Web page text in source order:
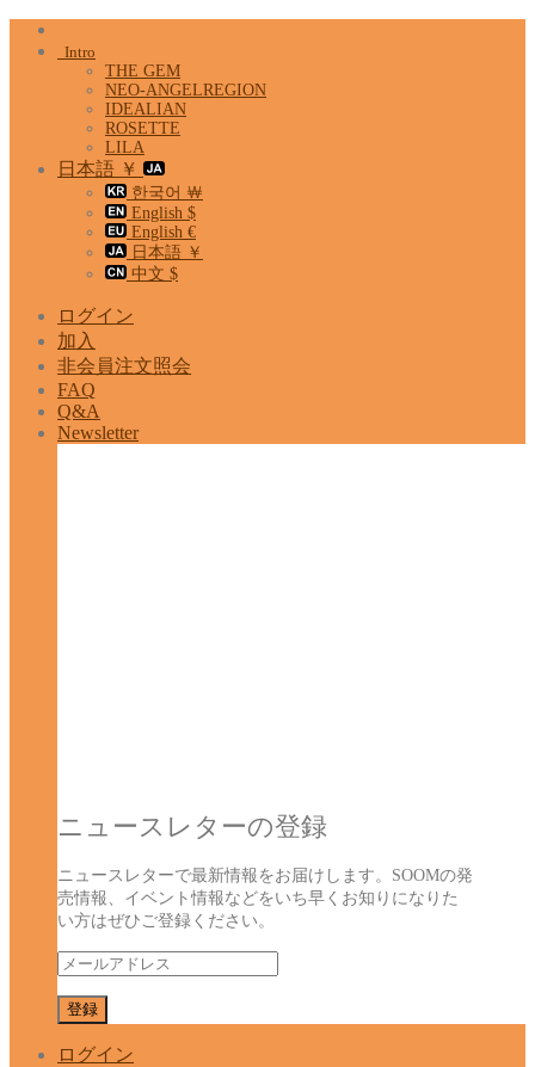
Skip
Intro
THE GEM
NEO-ANGELREGION
IDEALIAN
ROSETTE
LILA
日本語 ￥
한국어 ￦
English $
English €
日本語 ￥
中文 $
ログイン
加入
非会員注文照会
FAQ
Q&A
Newsletter
ニュースレターの登録
ニュースレターで最新情報をお届けします。SOOMの発
売情報、イベント情報などをいち早くお知りになりた
い方はぜひご登録ください。
ログイン